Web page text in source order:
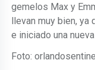
gemelos Max y
llevan muy bien, ya
e iniciado una
Foto: